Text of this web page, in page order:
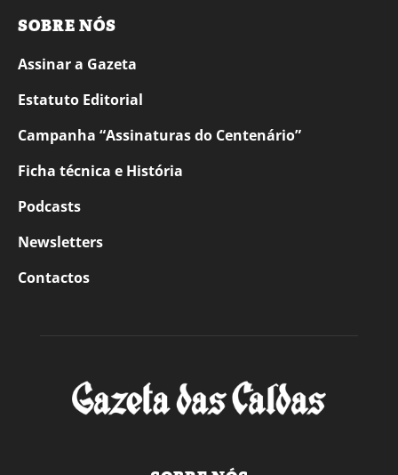
SOBRE NÓS
Assinar a Gazeta
Estatuto Editorial
Campanha “Assinaturas do Centenário”
Ficha técnica e História
Podcasts
Newsletters
Contactos